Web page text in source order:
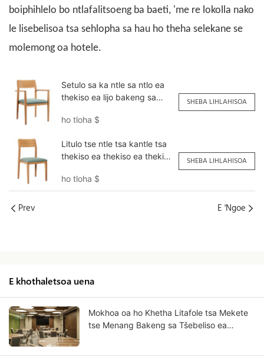
boiphihlelo bo ntlafalitsoeng ba baeti, 'me re lokolla nako
le lisebelisoa tsa sehlopha sa hau ho theha selekane se
molemong oa hotele.
Setulo sa ka ntle sa ntlo ea
thekiso ea lijo bakeng sa
YW5709H Yumeya
ho tloha $
SHEBA LIHLAHISOA
Litulo tse ntle tsa kantle tsa
thekiso ea thekiso ea thekiso
ho tloha $
SHEBA LIHLAHISOA
Prev E 'ngoe
E khothaletsoa uena
Mokhoa oa ho Khetha Litafole tsa Mekete
tse Menang Bakeng sa Tšebeliso ea